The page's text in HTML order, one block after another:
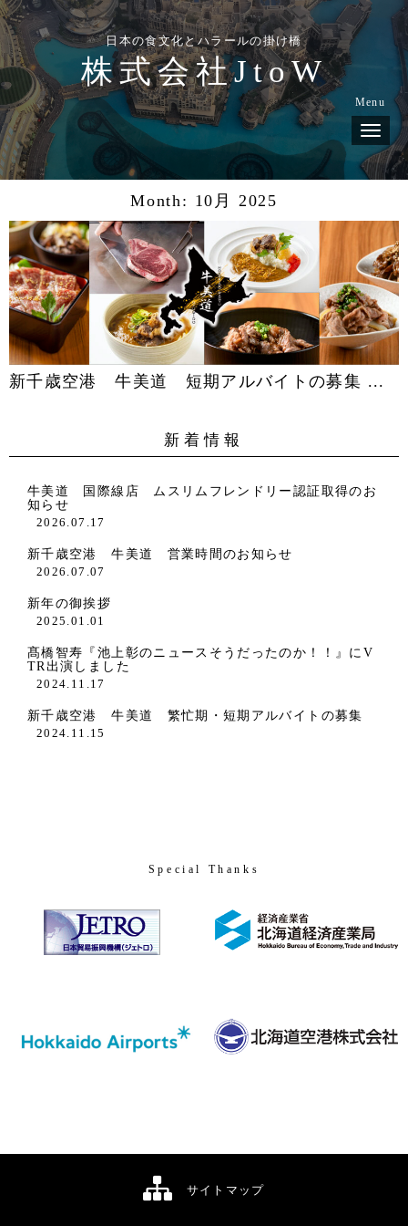
日本の食文化とハラールの掛け橋
株式会社JtoW
Menu
N
a
v
t
o
n
Month: 10月 2025
新千歳空港 牛美道 短期アルバイトの募集 ...
新着情報
牛美道 国際線店 ムスリムフレンドリー認証取得のお
知らせ
2026.07.17
新千歳空港 牛美道 営業時間のお知らせ
2026.07.07
新年の御挨拶
2025.01.01
髙橋智寿『池上彰のニュースそうだったのか！！』にV
TR出演しました
2024.11.17
新千歳空港 牛美道 繁忙期・短期アルバイトの募集
2024.11.15
Special Thanks
サイトマップ